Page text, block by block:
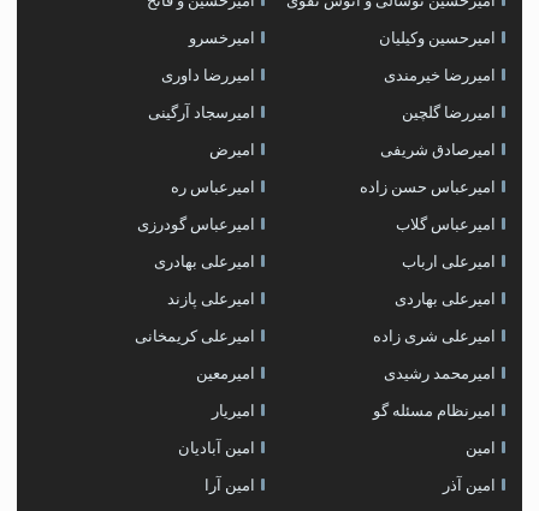
امیرحسین وکیلیان امیرخسرو
امیررضا خیرمندی امیررضا داوری
امیررضا گلچین امیرسجاد آرگینی
امیرصادق شریفی امیرض
امیرعباس حسن زاده امیرعباس ره
امیرعباس گلاب امیرعباس گودرزی
امیرعلی ارباب امیرعلی بهادری
امیرعلی بهاردی امیرعلی پازند
امیرعلی شری زاده امیرعلی کریمخانی
امیرمحمد رشیدی امیرمعین
امیرنظام مسئله گو امیریار
امین امین آبادیان
امین آذر امین آرا